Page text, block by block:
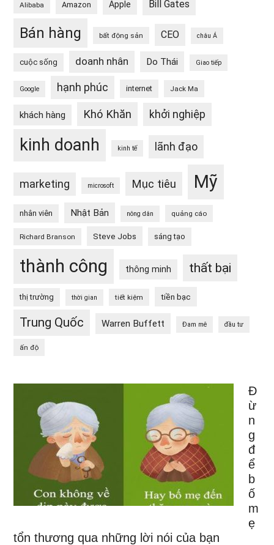
Alibaba Amazon Apple Bill Gates
Bán hàng bất động sản CEO châu Á
cuộc sống doanh nhân Do Thái Giao tiếp
Google hạnh phúc internet Jack Ma
khách hàng Khó Khăn khởi nghiệp
kinh doanh kinh tế lãnh đạo
marketing microsoft Mục tiêu Mỹ
nhân viên Nhật Bản nông dân quảng cáo
Richard Branson Steve Jobs sáng tạo
thành công thông minh thất bại
thị trường thời gian tiết kiệm tiền bạc
Trung Quốc Warren Buffett Đam mê đầu tư
ấn độ
Đ
ừ
n
g
đ
ể
b
ố
m
ẹ
tổn thương qua những lời nói của bạn